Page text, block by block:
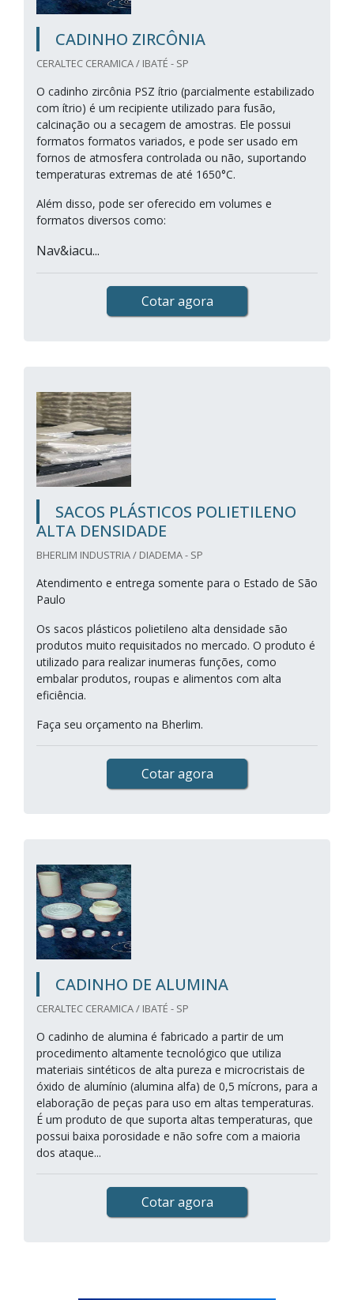
CADINHO ZIRCÔNIA
CERALTEC CERAMICA / IBATÉ - SP
O cadinho zircônia PSZ ítrio (parcialmente estabilizado
com ítrio) é um recipiente utilizado para fusão,
calcinação ou a secagem de amostras. Ele possui
formatos formatos variados, e pode ser usado em
fornos de atmosfera controlada ou não, suportando
temperaturas extremas de até 1650°C.
Além disso, pode ser oferecido em volumes e
formatos diversos como:
Nav&iacu...
Cotar agora
SACOS PLÁSTICOS POLIETILENO
ALTA DENSIDADE
BHERLIM INDUSTRIA / DIADEMA - SP
Atendimento e entrega somente para o Estado de São
Paulo
Os sacos plásticos polietileno alta densidade são
produtos muito requisitados no mercado. O produto é
utilizado para realizar inumeras funções, como
embalar produtos, roupas e alimentos com alta
eficiência.
Faça seu orçamento na Bherlim.
Cotar agora
CADINHO DE ALUMINA
CERALTEC CERAMICA / IBATÉ - SP
O cadinho de alumina é fabricado a partir de um
procedimento altamente tecnológico que utiliza
materiais sintéticos de alta pureza e microcristais de
óxido de alumínio (alumina alfa) de 0,5 mícrons, para a
elaboração de peças para uso em altas temperaturas.
É um produto de que suporta altas temperaturas, que
possui baixa porosidade e não sofre com a maioria
dos ataque...
Cotar agora